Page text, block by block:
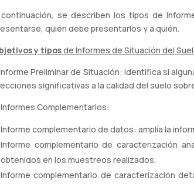
se describen los tipos de
quién debe presentarlos y a quién.
y tiposde Informes de Situación del
Informe Preliminar de Situación: identifica si
significativas a la calidad del suelo
Informes Complementarios:
Informe complementario de datos: amplía la
Informe complementario de caracterización
obtenidos en los muestreos realizados.
Informe complementario de caracterización